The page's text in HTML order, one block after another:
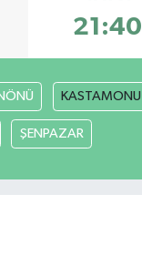
21:40
KASTAMONU
ŞENPAZAR